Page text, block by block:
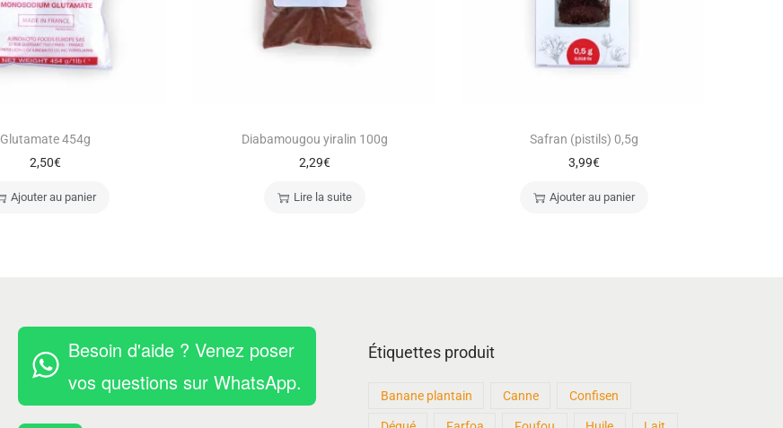
Glutamate 454g
2,50€
Ajouter au panier
Diabamougou yiralin 100g
2,29€
Lire la suite
Safran (pistils) 0,5g
3,99€
Ajouter au panier
Besoin d'aide ? Venez poser
vos questions sur WhatsApp.
Étiquettes produit
Banane plantain Canne Confisen